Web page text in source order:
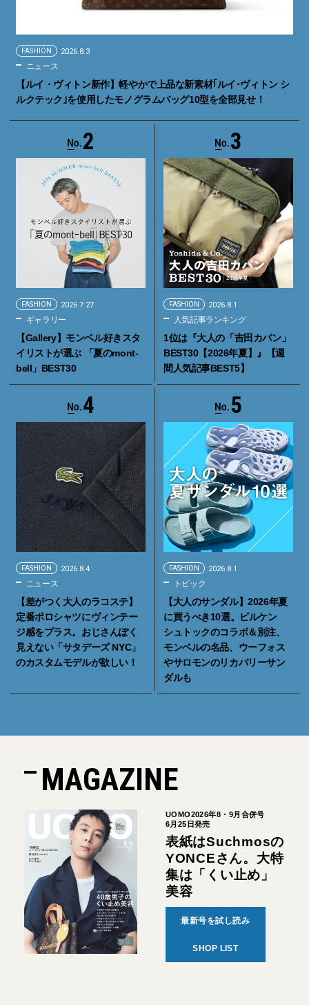
FASHION 2026.8.3
ニュース
【ルイ・ヴィトン新作】軽やかで上品な新素材｢ルイ･ヴィトン シ
ルクテック｣を使用したモノグラムバッグ10型を全部見せ！
2
FASHION 2026.7.27
ギャラリー
【Gallery】モンベル好きスタ
イリストが選ぶ 「夏のmont-
bell」BEST30
3
FASHION 2026.8.1
人気記事ランキング
1位は『大人の「吉田カバン」
BEST30【2026年夏】』【週
間人気記事BEST5】
4
FASHION 2026.8.4
ニュース
【差がつく大人のラコステ】
定番ポロシャツにヴィンテー
ジ感をプラス。おじさんぽく
見えない「サタデーズ NYC」
のカスタムモデルが欲しい！
5
FASHION 2026.8.1
トピック
【大人のサンダル】2026年夏
に買うべき10選。ビルケン
シュトックのコラボ＆別注、
モンベルの名品、ウーフォス
やサロモンのリカバリーサン
ダルも
MAGAZINE
UOMO2026年8・9月合併号
6月25日発売
表紙はSuchmosの
YONCEさん。大特
集は「くい止め」
美容
最新号を試し読み
SHOP LIST